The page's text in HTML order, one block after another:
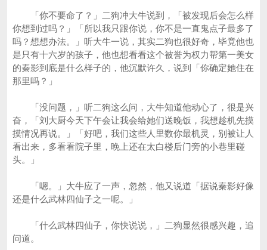
「你不要命了？」二狗冲大牛说到，「被发现后会怎么样
你想到过吗？」「所以我只跟你说，你不是一直鬼点子最多了
吗？想想办法。」听大牛一说，其实二狗也很好奇，毕竟他也
是只有十六岁的孩子，他也想看看这个被誉为权力帮第一美女
的秦影到底是什么样子的，他沉默许久，说到「你确定她住在
那里吗？」
「没问题，」听二狗这么问，大牛知道他动心了，很是兴
奋，「刘大厨今天下午会让我会给她们送晚饭，我想趁机先摸
摸情况再说。」「好吧，我们这些人里数你最机灵，别被让人
看出来，多看看院子里，晚上还在太白楼后门旁的小巷里碰
头。」
「嗯。」大牛应了一声，忽然，他又说道「据说秦影好像
还是什么武林四仙子之一呢。」
「什么武林四仙子，你快说说，」二狗显然很感兴趣，追
问道。